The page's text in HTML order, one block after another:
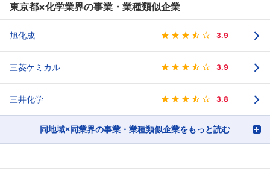
東京都×化学業界の事業・業種類似企業
旭化成 3.9
三菱ケミカル 3.9
三井化学 3.8
同地域×同業界の事業・業種類似企業をもっと読む